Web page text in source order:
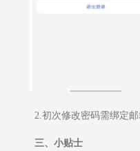
2.初次修改密码需绑定邮
三、小贴士